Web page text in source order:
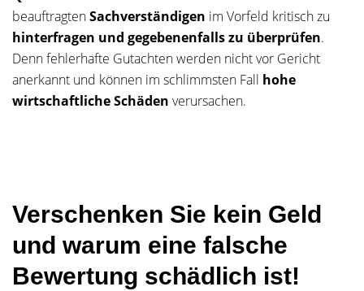
beauftragtenSachverständigen im Vorfeld kritisch zu
hinterfragen und gegebenenfalls zu überprüfen.
Denn fehlerhafte Gutachten werden nicht vor Gericht
anerkannt und können im schlimmsten Fall hohe
wirtschaftliche Schäden verursachen.
Verschenken Sie kein Geld
und warum eine falsche
Bewertung schädlich ist!